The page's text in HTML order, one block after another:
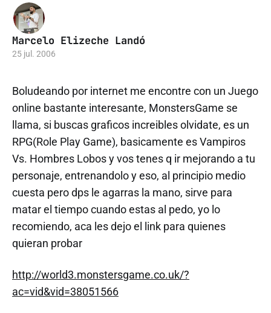
Marcelo Elizeche Landó
25 jul. 2006
Boludeando por internet me encontre con un Juego
online bastante interesante, MonstersGame se
llama, si buscas graficos increibles olvidate, es un
RPG(Role Play Game), basicamente es Vampiros
Vs. Hombres Lobos y vos tenes q ir mejorando a tu
personaje, entrenandolo y eso, al principio medio
cuesta pero dps le agarras la mano, sirve para
matar el tiempo cuando estas al pedo, yo lo
recomiendo, aca les dejo el link para quienes
quieran probar
http://world3.monstersgame.co.uk/?
ac=vid&vid=38051566